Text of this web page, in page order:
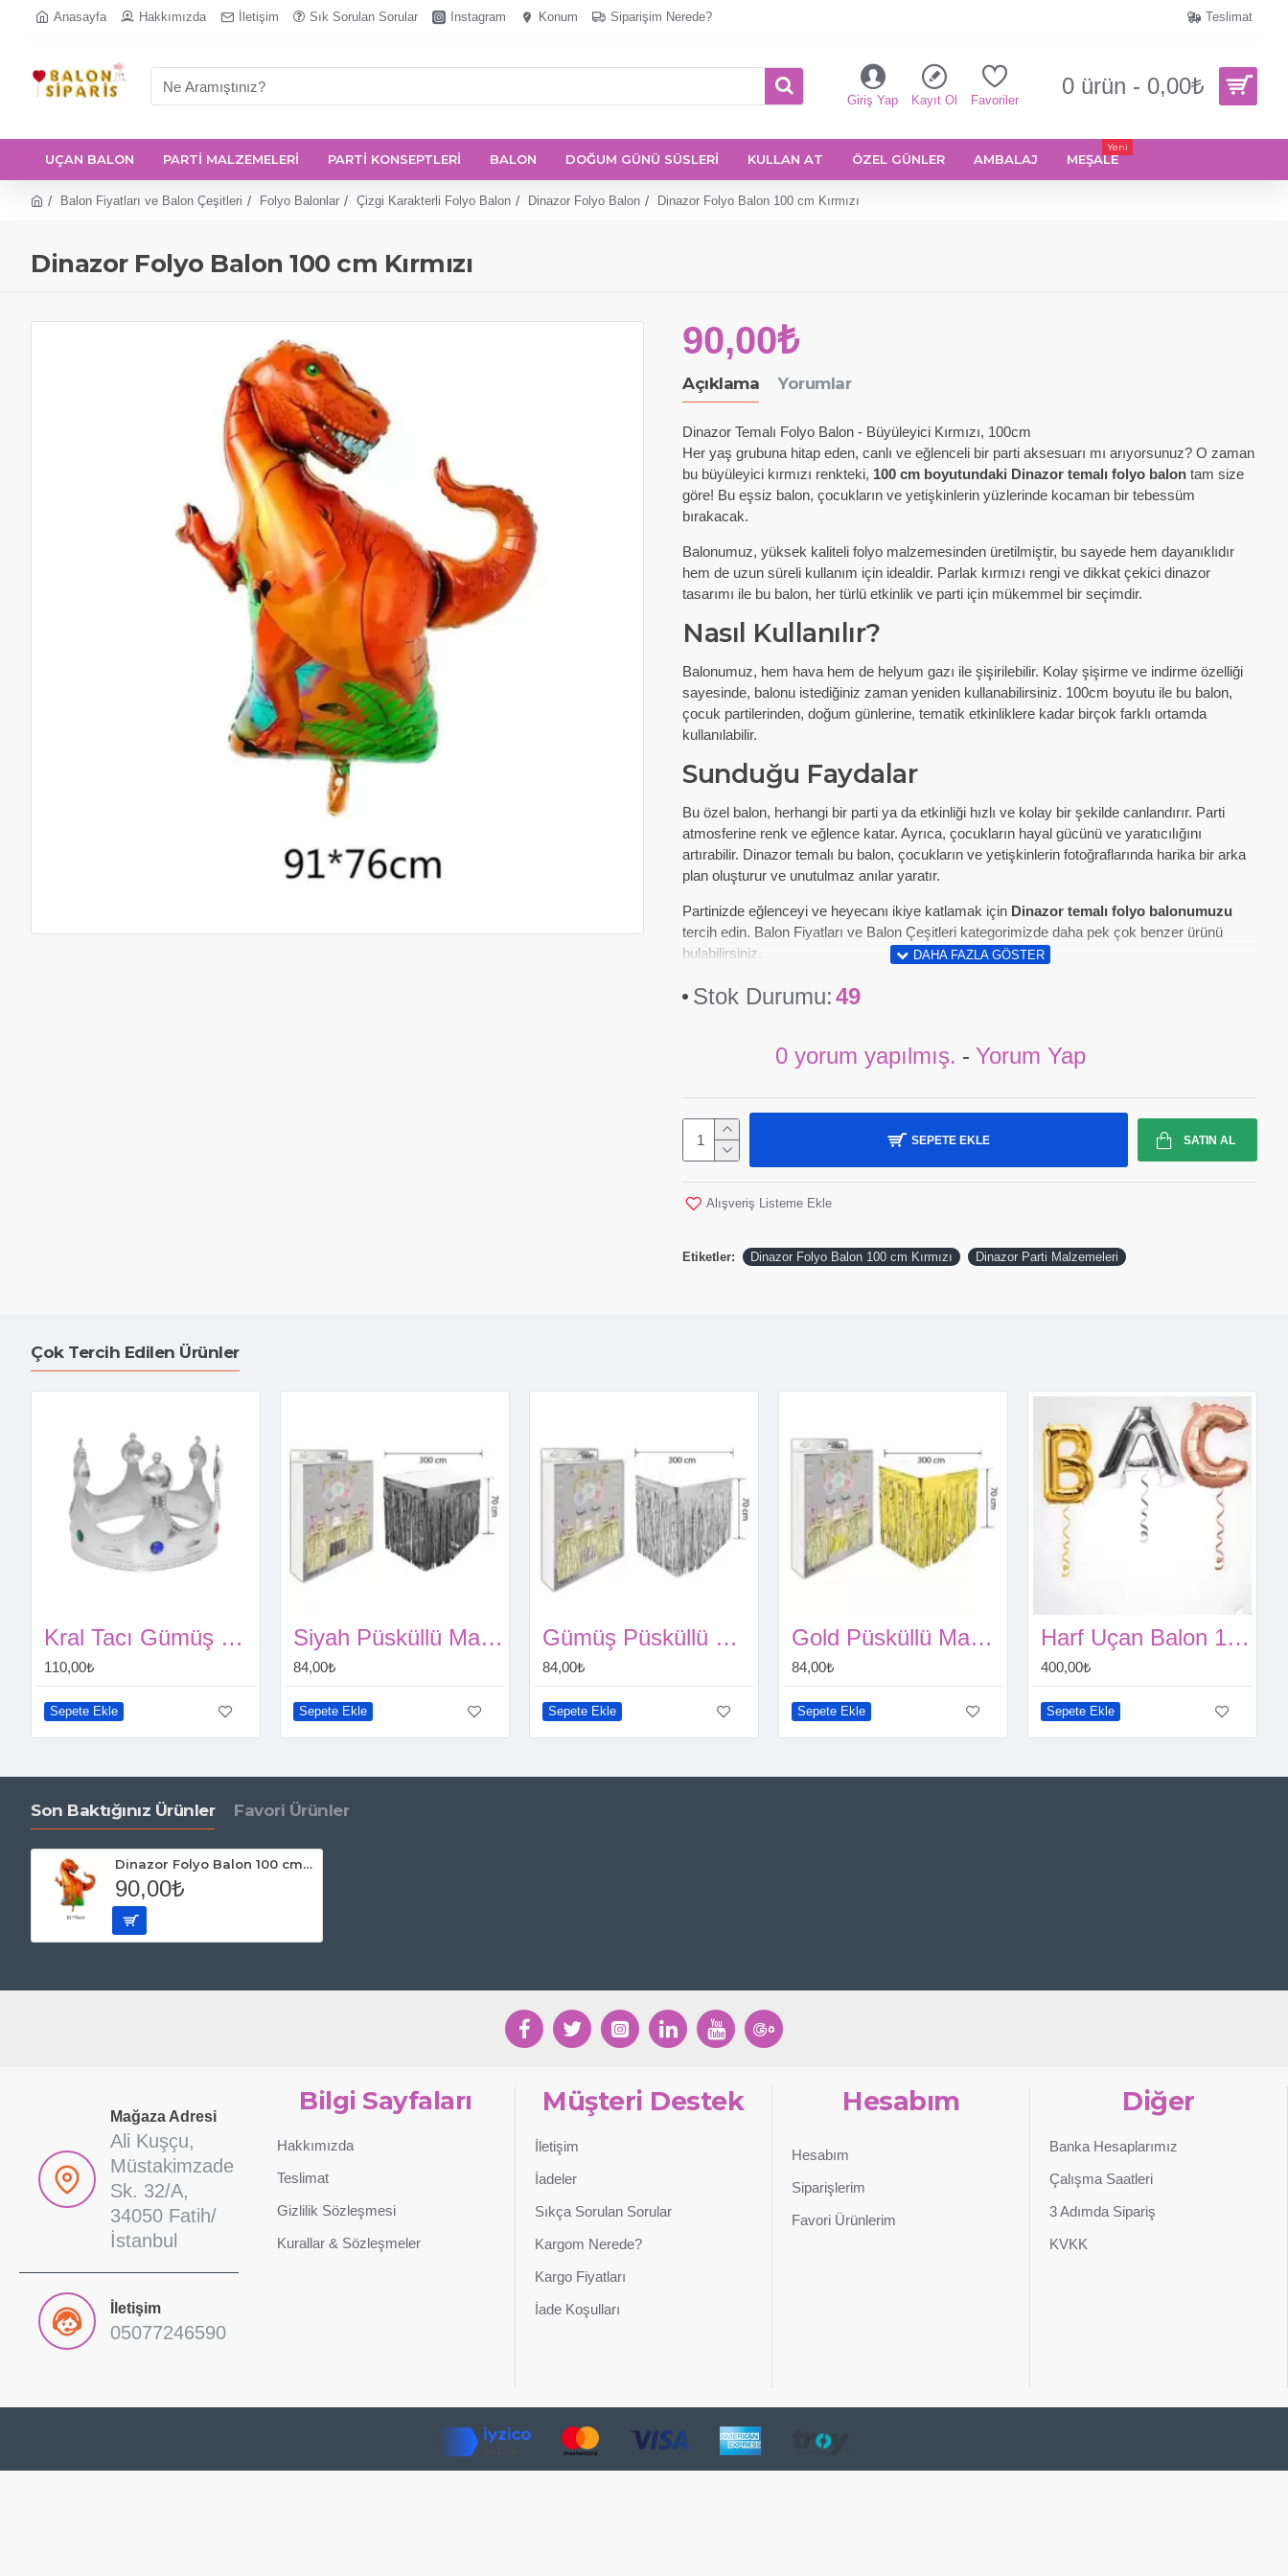
Anasayfa Hakkımızda İletişim Sık Sorulan Sorular Instagram Konum Siparişim Nerede? Teslimat
Giriş Yap Kayıt Ol Favoriler
0 ürün - 0,00₺
UÇAN BALON PARTİ MALZEMELERİ PARTİ KONSEPTLERİ BALON DOĞUM GÜNÜ SÜSLERİ KULLAN AT ÖZEL GÜNLER AMBALAJ MEŞALE
Yeni
Balon Fiyatları ve Balon Çeşitleri Folyo Balonlar Çizgi Karakterli Folyo Balon Dinazor Folyo Balon Dinazor Folyo Balon 100 cm Kırmızı
Dinazor Folyo Balon 100 cm Kırmızı
Açıklama Yorumlar
Dinazor Temalı Folyo Balon - Büyüleyici Kırmızı, 100cm
Her yaş grubuna hitap eden, canlı ve eğlenceli bir parti aksesuarı mı arıyorsunuz? O zaman
bu büyüleyici kırmızı renkteki, 100 cm boyutundaki Dinazor temalı folyo balon tam size
göre! Bu eşsiz balon, çocukların ve yetişkinlerin yüzlerinde kocaman bir tebessüm
bırakacak.
Balonumuz, yüksek kaliteli folyo malzemesinden üretilmiştir, bu sayede hem dayanıklıdır
hem de uzun süreli kullanım için idealdir. Parlak kırmızı rengi ve dikkat çekici dinazor
tasarımı ile bu balon, her türlü etkinlik ve parti için mükemmel bir seçimdir.
Nasıl Kullanılır?
Balonumuz, hem hava hem de helyum gazı ile şişirilebilir. Kolay şişirme ve indirme özelliği
sayesinde, balonu istediğiniz zaman yeniden kullanabilirsiniz. 100cm boyutu ile bu balon,
çocuk partilerinden, doğum günlerine, tematik etkinliklere kadar birçok farklı ortamda
kullanılabilir.
Sunduğu Faydalar
Bu özel balon, herhangi bir parti ya da etkinliği hızlı ve kolay bir şekilde canlandırır. Parti
atmosferine renk ve eğlence katar. Ayrıca, çocukların hayal gücünü ve yaratıcılığını
artırabilir. Dinazor temalı bu balon, çocukların ve yetişkinlerin fotoğraflarında harika bir arka
plan oluşturur ve unutulmaz anılar yaratır.
Partinizde eğlenceyi ve heyecanı ikiye katlamak için Dinazor temalı folyo balonumuzu
tercih edin. Balon Fiyatları ve Balon Çeşitleri kategorimizde daha pek çok benzer ürünü
bulabilirsiniz.
Stok Durumu:49
0 yorum yapılmış. - Yorum Yap
90,00₺
SEPETE EKLE SATIN AL
Alışveriş Listeme Ekle
Etiketler: Dinazor Folyo Balon 100 cm Kırmızı Dinazor Parti Malzemeleri
Çok Tercih Edilen Ürünler
Kral Tacı Gümüş Renk Çocuk Boy 45 cm
110,00₺
Sepete Ekle
Siyah Püsküllü Masa Eteği 70*300 cm
84,00₺
Sepete Ekle
Gümüş Püsküllü Masa Eteği 70*300 cm
84,00₺
Sepete Ekle
Gold Püsküllü Masa Eteği 70*300 cm
84,00₺
Sepete Ekle
Harf Uçan Balon 1 Adet
400,00₺
Sepete Ekle
Son Baktığınız Ürünler Favori Ürünler
Dinazor Folyo Balon 100 cm Kırmızı
90,00₺
Mağaza Adresi
Ali Kuşçu,
Müstakimzade
Sk. 32/A,
34050 Fatih/
İstanbul
İletişim
05077246590
Bilgi Sayfaları
Hakkımızda
Teslimat
Gizlilik Sözleşmesi
Kurallar & Sözleşmeler
Müşteri Destek
İletişim
İadeler
Sıkça Sorulan Sorular
Kargom Nerede?
Kargo Fiyatları
İade Koşulları
Hesabım
Hesabım
Siparişlerim
Favori Ürünlerim
Diğer
Banka Hesaplarımız
Çalışma Saatleri
3 Adımda Sipariş
KVKK